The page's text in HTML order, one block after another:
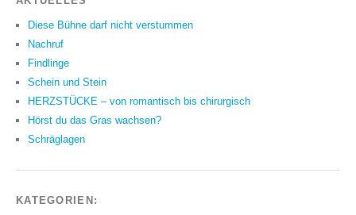
Diese Bühne darf nicht verstummen
Nachruf
Findlinge
Schein und Stein
HERZSTÜCKE – von romantisch bis chirurgisch
Hörst du das Gras wachsen?
Schräglagen
KATEGORIEN: